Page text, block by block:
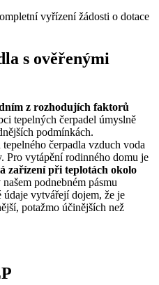
vyřízení žádosti o dotace
s ověřenými
z rozhodujích faktorů
tepelných čerpadel úmyslně
podmínkách.
čerpadla vzduch voda
Pro vytápění rodinného domu je
zařízení při teplotách okolo
podnebném pásmu
vytvářejí dojem, že je
potažmo účinějších než